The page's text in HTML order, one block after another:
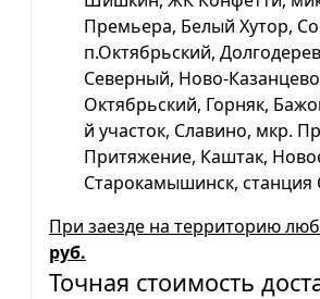
Премьера, Белый Хутор,
п.Октябрьский,
Северный, Ново-
Октябрьский, Горняк,
й участок, Славино, мкр.
Притяжение, Каштак,
Старокамышинск, станция
При заезде на территорию
руб.
Точная стоимость